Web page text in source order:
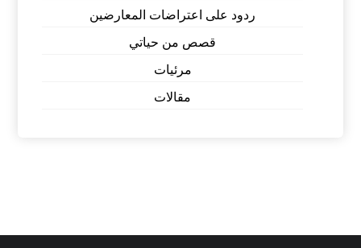
ردود على اعتراضات المعارضين
قصص من حياتي
مرئيات
مقالات